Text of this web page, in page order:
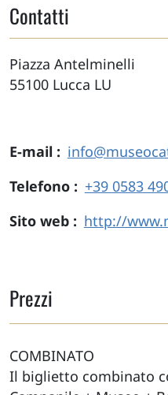
Contatti
Piazza Antelminelli
55100 Lucca LU
E-mail
Telefono
+39 0583
Sito web
http://
Prezzi
COMBINATO
Il biglietto combinato